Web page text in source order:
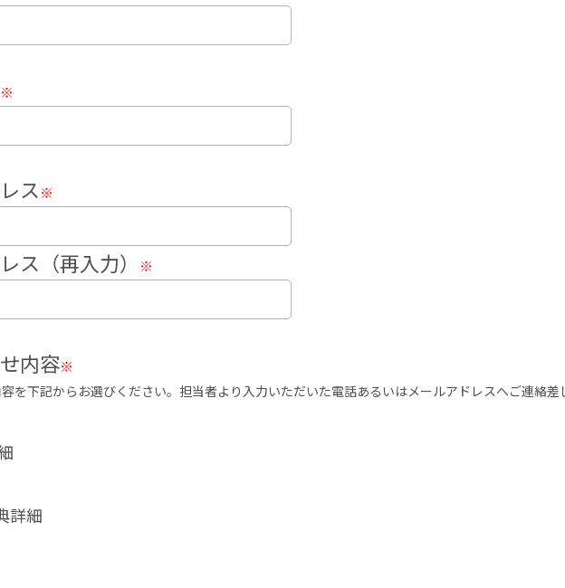
※
ス※
ス（再入力） ※
内容※
容を下記からお選びください。担当者より入力いただいた電話あるいはメールアドレスへご連絡差
詳細